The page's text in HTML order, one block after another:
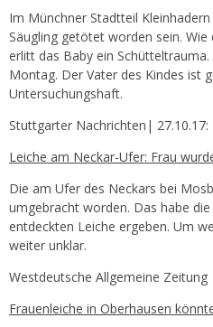
Im Münchner Stadtteil
Säugling getötet worden sein.
erlitt das Baby ein
Montag. Der Vater des Kindes ist
Untersuchungshaft.
Stuttgarter Nachrichten| 27.10.17:
Leiche am Neckar-Ufer: Frau
Die am Ufer des Neckars bei
umgebracht worden. Das habe
entdeckten Leiche ergeben. Um
weiter unklar.
Westdeutsche Allgemeine Zeitung
Frauenleiche in Oberhausen